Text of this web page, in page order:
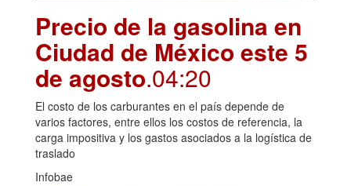
Precio de la gasolina en
Ciudad de México este 5
de agosto.04:20
El costo de los carburantes en el país depende de
varios factores, entre ellos los costos de referencia, la
carga impositiva y los gastos asociados a la logística de
traslado
Infobae